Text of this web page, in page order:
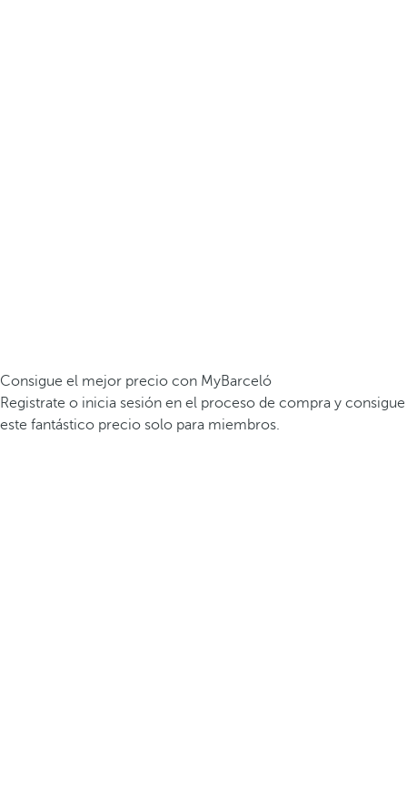
Consigue el mejor precio con MyBarceló
Registrate o inicia sesión en el proceso de compra y consigue
este fantástico precio solo para miembros.